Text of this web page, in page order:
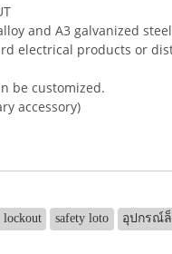
and A3 galvanized
electrical products or
be customized.
accessory)
lockout safety loto อุปกรณ์ล็